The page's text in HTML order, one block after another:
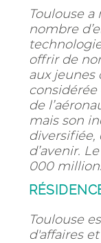
Toulouse
nombre
offrir de
aux jeunes
de
mais son
diversifiée,
d’avenir.
000
Toulouse
d'affaires